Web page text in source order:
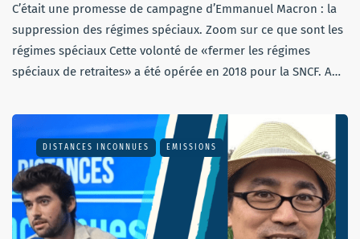
C’était une promesse de campagne d’Emmanuel Macron : la
suppression des régimes spéciaux. Zoom sur ce que sont les
régimes spéciaux Cette volonté de «fermer les régimes
spéciaux de retraites» a été opérée en 2018 pour la SNCF. A…
DISTANCES INCONNUES EMISSIONS